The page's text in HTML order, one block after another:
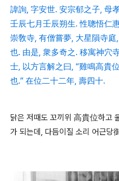
諱詢, 字安世. 安宗郁之子, 母
壬辰七月壬辰朔生. 性聰悟仁
崇敎寺, 有僧嘗夢, 大星隕寺
也. 由是, 衆多奇之. 移寓神穴
士, 以方言解之曰, “雞鳴高貴
也.” 在位二十二年, 壽四十.
닭은 저때도 꼬끼위 高貴位하고
가 되는데, 다듬이질 소리 어근당